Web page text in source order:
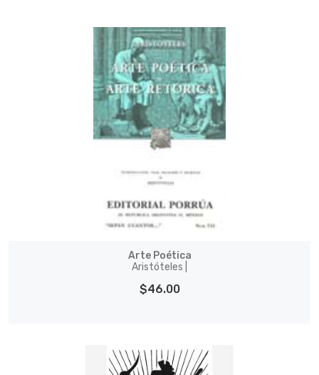
Arte Poética
Aristóteles |
$46.00